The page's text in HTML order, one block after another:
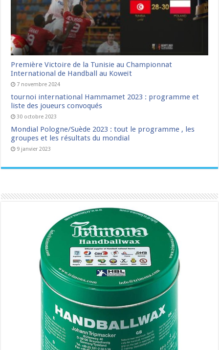
Première Victoire de la Tunisie au Championnat
International de Handball au Koweït
7 novembre 2024
tournoi international Hammamet 2023 : programme et
liste des joueurs convoqués
30 octobre 2023
Mondial Pologne/Suède 2023 : tout le programme , les
groupes et les résultats du mondial
9 janvier 2023